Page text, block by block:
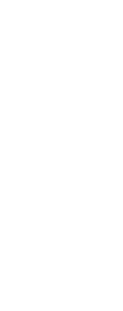
لطيف -
المتحركة